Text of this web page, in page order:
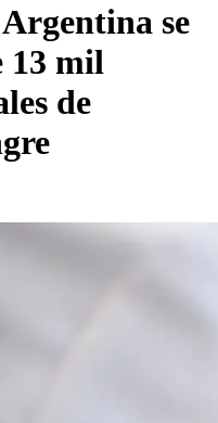
se
13 mil
de